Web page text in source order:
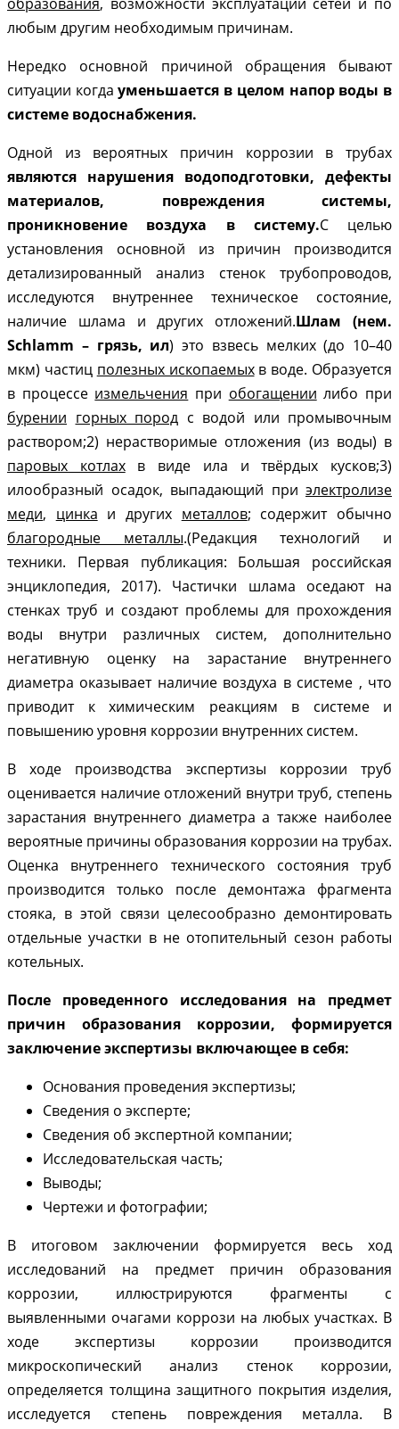
любым другим необходимым причинам.
Нередко основной причиной обращения бывают
ситуации когдауменьшается в целом напор воды в
системе водоснабжения.
Одной из вероятных причин коррозии в трубах
являются нарушения водоподготовки, дефекты
материалов, повреждения системы,
проникновение воздуха в систему.С целью
установления основной из причин производится
детализированный анализ стенок трубопроводов,
исследуются внутреннее техническое состояние,
наличие шлама и других отложений.Шлам (нем.
Schlamm – грязь, ил) это взвесь мелких (до 10–40
мкм) частиц полезных ископаемыхв воде. Образуется
в процессе измельчения при обогащении либо при
бурении горных пород с водой или промывочным
раствором;2) нерастворимые отложения (из воды) в
паровых котлахв виде ила и твёрдых кусков;3)
илообразный осадок, выпадающий при электролизе
меди, цинка и других металлов; содержит обычно
благородные металлы.(Редакция технологий и
техники. Первая публикация: Большая российская
энциклопедия, 2017). Частички шлама оседают на
стенках труб и создают проблемы для прохождения
воды внутри различных систем, дополнительно
негативную оценку на зарастание внутреннего
диаметра оказывает наличие воздуха в системе , что
приводит к химическим реакциям в системе и
повышению уровня коррозии внутренних систем.
В ходе производства экспертизы коррозии труб
оценивается наличие отложений внутри труб, степень
зарастания внутреннего диаметра а также наиболее
вероятные причины образования коррозии на трубах.
Оценка внутреннего технического состояния труб
производится только после демонтажа фрагмента
стояка, в этой связи целесообразно демонтировать
отдельные участки в не отопительный сезон работы
котельных.
После проведенного исследования на предмет
причин образования коррозии, формируется
заключение экспертизы включающее в себя:
Основания проведения экспертизы;
Сведения о эксперте;
Сведения об экспертной компании;
Исследовательская часть;
Выводы;
Чертежи и фотографии;
В итоговом заключении формируется весь ход
исследований на предмет причин образования
коррозии, иллюстрируются фрагменты с
выявленными очагами коррози на любых участках. В
ходе экспертизы коррозии производится
микроскопический анализ стенок коррозии,
определяется толщина защитного покрытия изделия,
исследуется степень повреждения металла. В